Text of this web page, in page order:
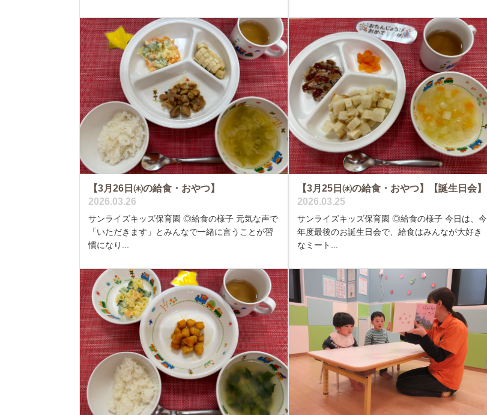
【3月26日㈭の給食・おやつ】
2026.03.26
サンライズキッズ保育園 ◎給食の様子 元気な声で
「いただきます」とみんなで一緒に言うことが習
慣になり...
【3月25日㈬の給食・おやつ】【誕生日会】
2026.03.25
サンライズキッズ保育園 ◎給食の様子 今日は、今
年度最後のお誕生日会で、給食はみんなが大好き
なミート...